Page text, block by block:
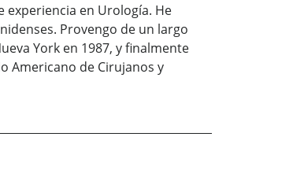
experiencia en Urología. He
Provengo de un largo
York en 1987, y finalmente
Americano de Cirujanos y